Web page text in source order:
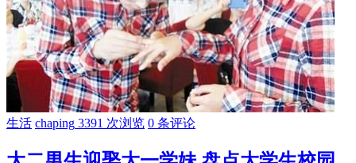
生活 chaping 3391 次浏览 0 条评论